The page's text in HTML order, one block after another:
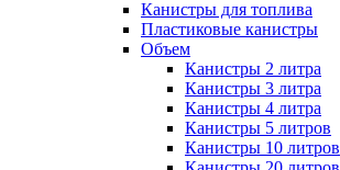
Канистры для топлива
Пластиковые канистры
Объем
Канистры 2 литра
Канистры 3 литра
Канистры 4 литра
Канистры 5 литров
Канистры 10 литров